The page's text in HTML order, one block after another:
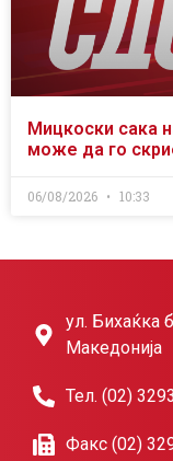
Мицкоски сака
може да го
06/08/2026 10:33
ул. Бихаќка
Македонија
Тел. (02)
Факс (02)